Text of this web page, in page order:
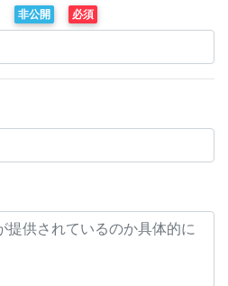
非公開 必須